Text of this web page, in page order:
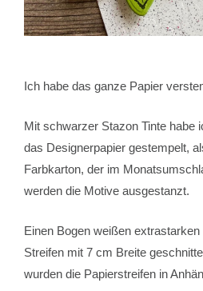
Ich habe das ganze Papier
Mit schwarzer Stazon Tinte habe
das Designerpapier gestempelt,
Farbkarton, der im
werden die Motive ausgestanzt.
Einen Bogen weißen
Streifen mit 7 cm Breite
wurden die Papierstreifen in